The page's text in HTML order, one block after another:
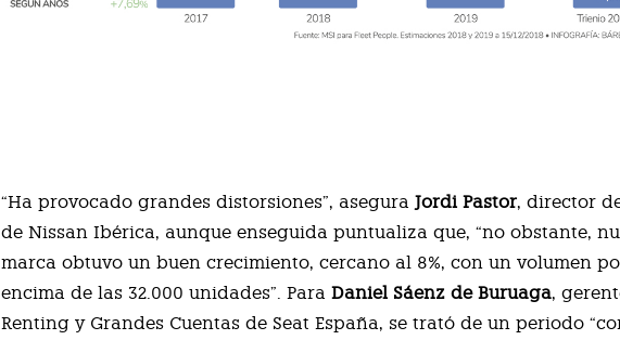
“Ha provocado grandes distorsiones”, aseguraJordi Pastor, director
de Nissan Ibérica, aunque enseguida puntualiza que, “no obstante,
marca obtuvo un buen crecimiento, cercano al 8%, con un volumen
encima de las 32.000 unidades”. ParaDaniel Sáenz de Buruaga,
Renting y Grandes Cuentas de Seat España, se trató de un periodo